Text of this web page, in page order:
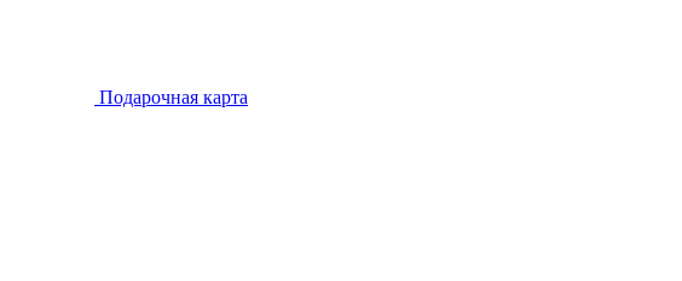
Подарочная карта